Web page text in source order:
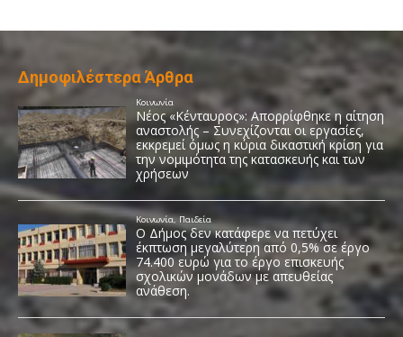
Δημοφιλέστερα Άρθρα